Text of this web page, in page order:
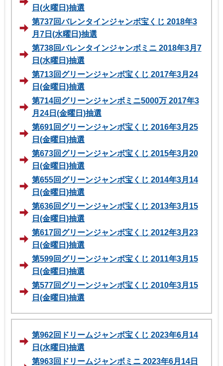
日(火曜日)抽選
第737回バレンタインジャンボ宝くじ 2018年3
月7日(水曜日)抽選
第738回バレンタインジャンボミニ 2018年3月7
日(水曜日)抽選
第713回グリーンジャンボ宝くじ 2017年3月24
日(金曜日)抽選
第714回グリーンジャンボミニ5000万 2017年3
月24日(金曜日)抽選
第691回グリーンジャンボ宝くじ 2016年3月25
日(金曜日)抽選
第673回グリーンジャンボ宝くじ 2015年3月20
日(金曜日)抽選
第655回グリーンジャンボ宝くじ 2014年3月14
日(金曜日)抽選
第636回グリーンジャンボ宝くじ 2013年3月15
日(金曜日)抽選
第617回グリーンジャンボ宝くじ 2012年3月23
日(金曜日)抽選
第599回グリーンジャンボ宝くじ 2011年3月15
日(金曜日)抽選
第577回グリーンジャンボ宝くじ 2010年3月15
日(金曜日)抽選
第962回ドリームジャンボ宝くじ 2023年6月14
日(水曜日)抽選
第963回ドリームジャンボミニ 2023年6月14日